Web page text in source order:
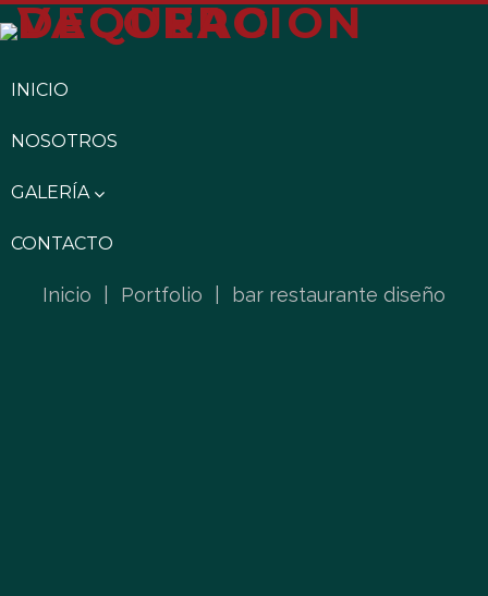
INICIO
NOSOTROS
GALERÍA
CONTACTO
Inicio Portfolio bar restaurante diseño